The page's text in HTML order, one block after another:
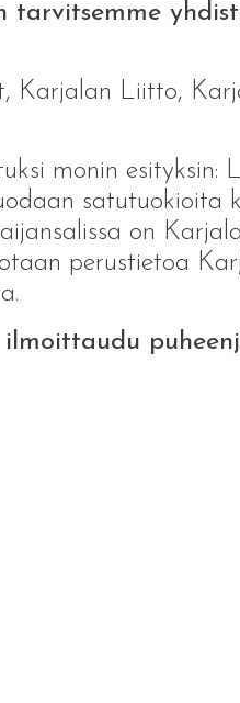
Karjalan Liitto,
monin esityksin:
satutuokioita
on
perustietoa